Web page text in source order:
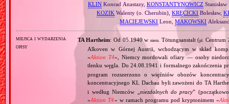
KLINKonrad Anastazy, KONSTANTYNOWICZ
KOZIK Walenty (o. Cherubin),KRĘCICKI Bolesław,
MACIEJEWSKI Leon,MAKOWSKI
miejsca i wydarzenia
opisy
TA Hartheim: Od 05.1940 w niem. Tötungsanstalt (pl. Centrum
Alkoven w Górnej Austrii, wchodzącym w skład
«Aktion T4», Niemcy mordowali ofiary — osoby
tlenku węgla. Do 24.08.1941 i formalnego zakończenia
program rozszerzono o więźniów obozów
koncentracyjnego KL Dachau byli zawożeni do TA
i według Niemców „ niezdolnych do pracy”
«Aktion T4» w ramach programu pod kryptonimem «